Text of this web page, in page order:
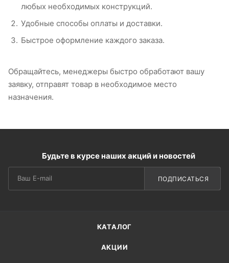
любых необходимых конструкций.
Удобные способы оплаты и доставки.
Быстрое оформление каждого заказа.
Обращайтесь, менеджеры быстро обработают вашу
заявку, отправят товар в необходимое место
назначения.
Будьте в курсе наших акций и новостей
ПОДПИСАТЬСЯ
КАТАЛОГ
АКЦИИ